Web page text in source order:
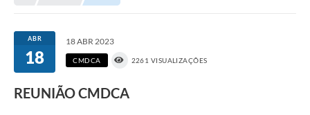
ABR
18
18 ABR 2023
CMDCA 2261 VISUALIZAÇÕES
REUNIÃO CMDCA